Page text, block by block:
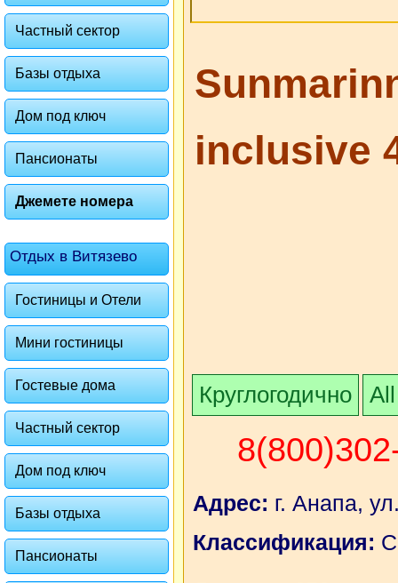
Частный сектор
Базы отдыха
Дом под ключ
Пансионаты
Джемете номера
Отдых в Витязево
Гостиницы и Отели
Мини гостиницы
Гостевые дома
Частный сектор
Дом под ключ
Базы отдыха
Пансионаты
inclusive
Круглогодично
Адрес: г. Анапа,
Классификация: